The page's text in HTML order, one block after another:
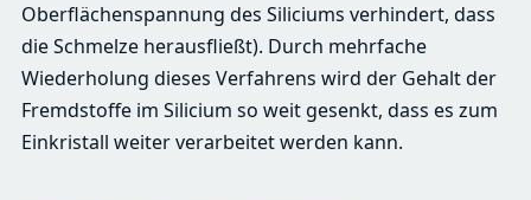
Oberflächenspannung des Siliciums verhindert, dass
die Schmelze herausfließt). Durch mehrfache
Wiederholung dieses Verfahrens wird der Gehalt der
Fremdstoffe im Silicium so weit gesenkt, dass es zum
Einkristall weiter verarbeitet werden kann.